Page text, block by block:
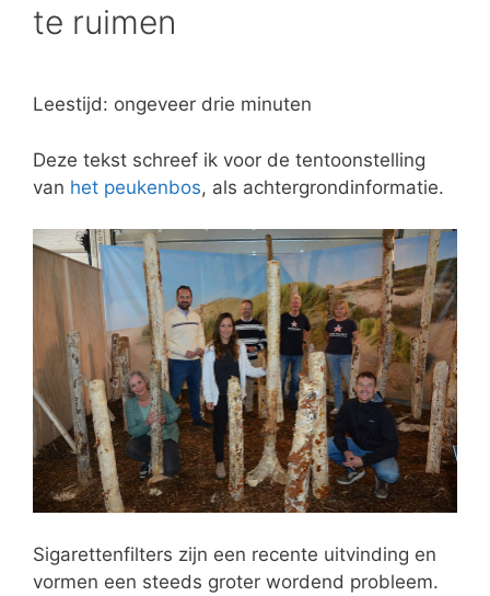
te ruimen
Leestijd: ongeveer drie minuten
Deze tekst schreef ik voor de tentoonstelling
van het peukenbos, als achtergrondinformatie.
Sigarettenfilters zijn een recente uitvinding en
vormen een steeds groter wordend probleem.